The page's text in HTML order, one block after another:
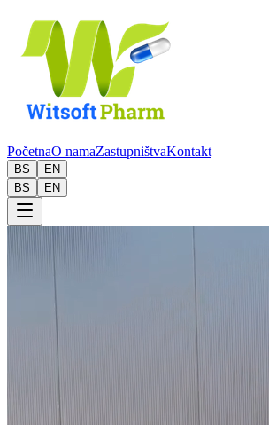
PočetnaO namaZastupništvaKontakt
BS
EN
BS
EN